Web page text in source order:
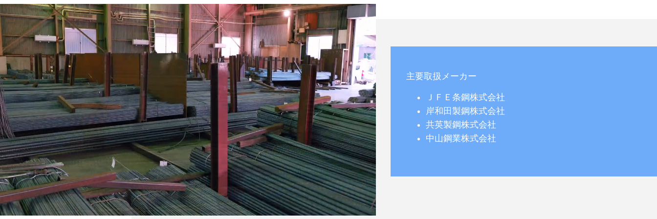
主要取扱メーカー
ＪＦＥ条鋼株式会社
岸和田製鋼株式会社
共英製鋼株式会社
中山鋼業株式会社